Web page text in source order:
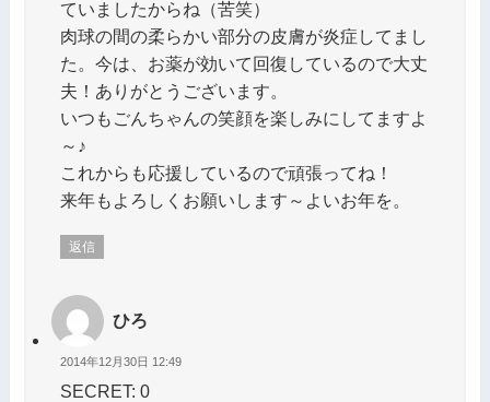
ていましたからね（苦笑）
肉球の間の柔らかい部分の皮膚が炎症してまし
た。今は、お薬が効いて回復しているので大丈
夫！ありがとうございます。
いつもごんちゃんの笑顔を楽しみにしてますよ
～♪
これからも応援しているので頑張ってね！
来年もよろしくお願いします～よいお年を。
返信
ひろ
2014年12月30日 12:49
SECRET: 0